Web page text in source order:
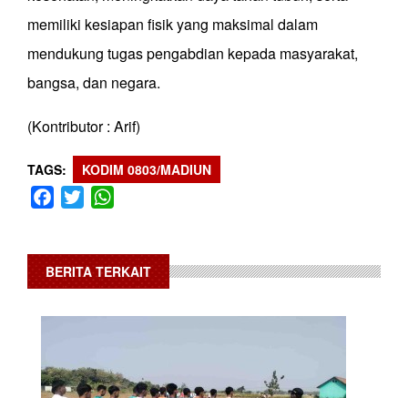
memiliki kesiapan fisik yang maksimal dalam
mendukung tugas pengabdian kepada masyarakat,
bangsa, dan negara.
(Kontributor : Arif)
TAGS KODIM 0803/MADIUN
Facebook
Twitter
BERITA TERKAIT